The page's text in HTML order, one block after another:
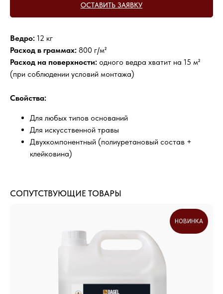
ОСТАВИТЬ ЗАЯВКУ
Ведро: 12 кг
Расход в граммах: 800 г/м²
Расход на поверхности: одного ведра хватит на 15 м²
(при соблюдении условий монтажа)
Свойства:
Для любых типов оснований
Для искусственной травы
Двухкомпонентный (полиуретановый состав +
клейковина)
СОПУТСТВУЮЩИЕ ТОВАРЫ
НОВИНКА
ДОСТАВИМ ТОВАРЫ В ЛЮБОЙ